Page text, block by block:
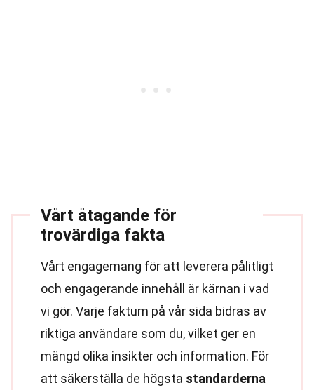
Vårt åtagande för
trovärdiga fakta
Vårt engagemang för att leverera pålitligt
och engagerande innehåll är kärnan i vad
vi gör. Varje faktum på vår sida bidras av
riktiga användare som du, vilket ger en
mängd olika insikter och information. För
att säkerställa de högsta standarderna